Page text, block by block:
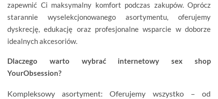
zapewnić Ci maksymalny komfort podczas zakupów. Oprócz
starannie wyselekcjonowanego asortymentu, oferujemy
dyskrecję, edukację oraz profesjonalne wsparcie w doborze
idealnych akcesoriów.
Dlaczego warto wybrać internetowy sex shop
YourObsession?
Kompleksowy asortyment: Oferujemy wszystko – od